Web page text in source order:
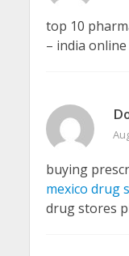
top 10
– india
buying
mexico drug
drug stores